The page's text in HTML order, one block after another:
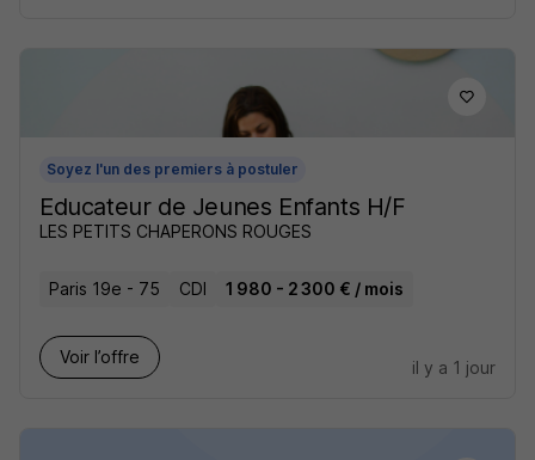
Soyez l'un des premiers à postuler
Educateur de Jeunes Enfants H/F
LES PETITS CHAPERONS ROUGES
Paris 19e - 75 CDI 1 980 - 2 300 € / mois
Voir l’offre
il y a 1 jour